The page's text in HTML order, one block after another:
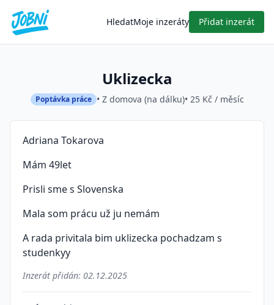
HledatMoje inzeráty Přidat inzerát
Uklizecka
Poptávka práce • Z domova (na dálku)• 25 Kč / měsíc
Adriana Tokarova
Mám 49let
Prisli sme s Slovenska
Mala som prácu už ju nemám
A rada privitala bim uklizecka pochadzam s
studenkyy
Inzerát přidán: 02.12.2025